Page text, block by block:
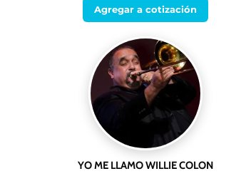
Agregar a cotización
YO ME LLAMO WILLIE COLON